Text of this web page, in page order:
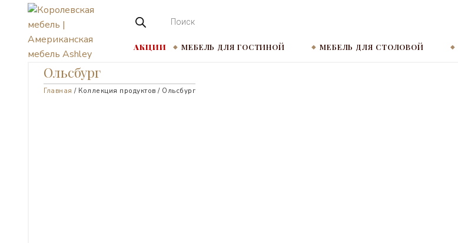
Перейти
содержимому
КОРОЛЕВСКАЯ
МЕБЕЛЬ |
ТОВАРОВ
АКЦИИ МЕБЕЛЬ ДЛЯ ГОСТИНОЙ МЕБЕЛЬ ДЛЯ СТОЛОВОЙ
Ольсбург
Главная / Коллекция продуктов / Ольсбург